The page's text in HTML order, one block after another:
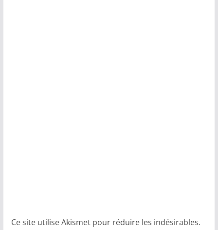
Ce site utilise Akismet pour réduire les indésirables.